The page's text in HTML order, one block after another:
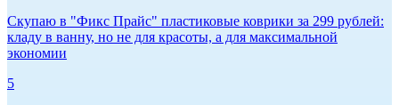
Скупаю в "Фикс Прайс" пластиковые коврики за 299 рублей:
кладу в ванну, но не для красоты, а для максимальной
экономии
5